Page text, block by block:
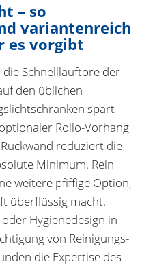
– so
variantenreich
es vorgibt
Schnelllauftore der
den üblichen
spart
Rollo-Vorhang
reduziert die
Minimum. Rein
weitere pfiffige Option,
überflüssig macht.
Hygienedesign in
von Reinigungs-
die Expertise des